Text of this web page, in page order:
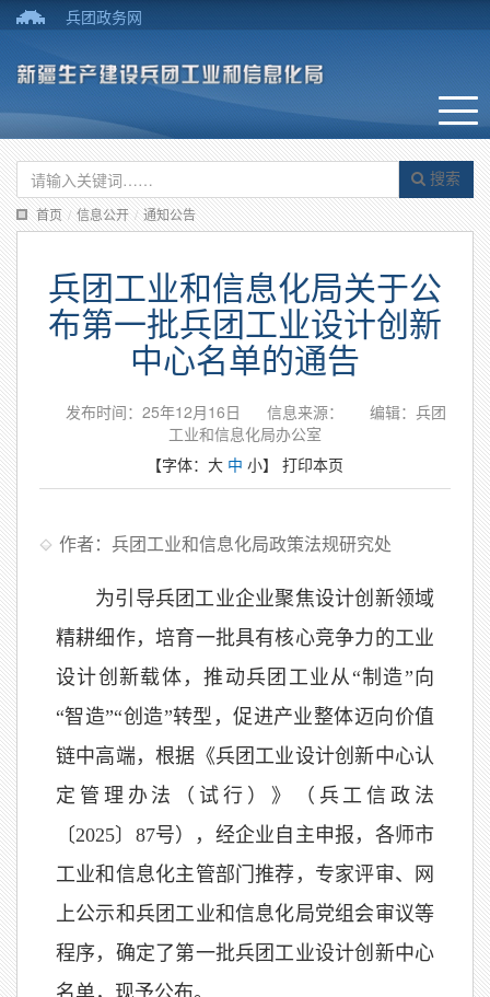
兵团政务网
搜索
首页 / 信息公开 / 通知公告
兵团工业和信息化局关于公
布第一批兵团工业设计创新
中心名单的通告
发布时间：25年12月16日 信息来源：
编辑：兵团
工业和信息化局办公室
【字体： 大 中 小】 打印本页
作者：兵团工业和信息化局政策法规研究处
为引导兵团工业企业聚焦设计创新领域
精耕细作，培育一批具有核心竞争力的工业
设计创新载体，推动兵团工业从“制造”向
“智造”“创造”转型，促进产业整体迈向价值
链中高端，根据《兵团工业设计创新中心认
定管理办法（试行）》（兵工信政法
〔2025〕87号），经企业自主申报，各师市
工业和信息化主管部门推荐，专家评审、网
上公示和兵团工业和信息化局党组会审议等
程序，确定了第一批兵团工业设计创新中心